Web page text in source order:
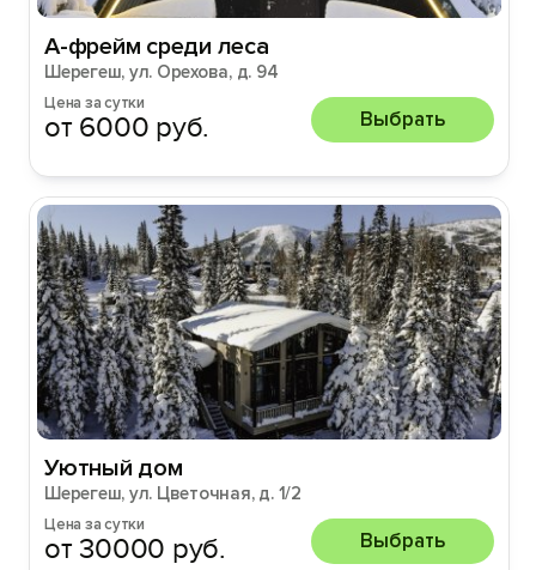
А-фрейм среди леса
Шерегеш, ул. Орехова, д. 94
Цена за сутки
от 6000 руб. Выбрать
Уютный дом
Шерегеш, ул. Цветочная, д. 1/2
Цена за сутки
от 30000 руб. Выбрать